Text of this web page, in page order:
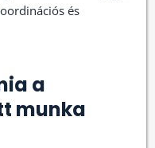
és
a
munka